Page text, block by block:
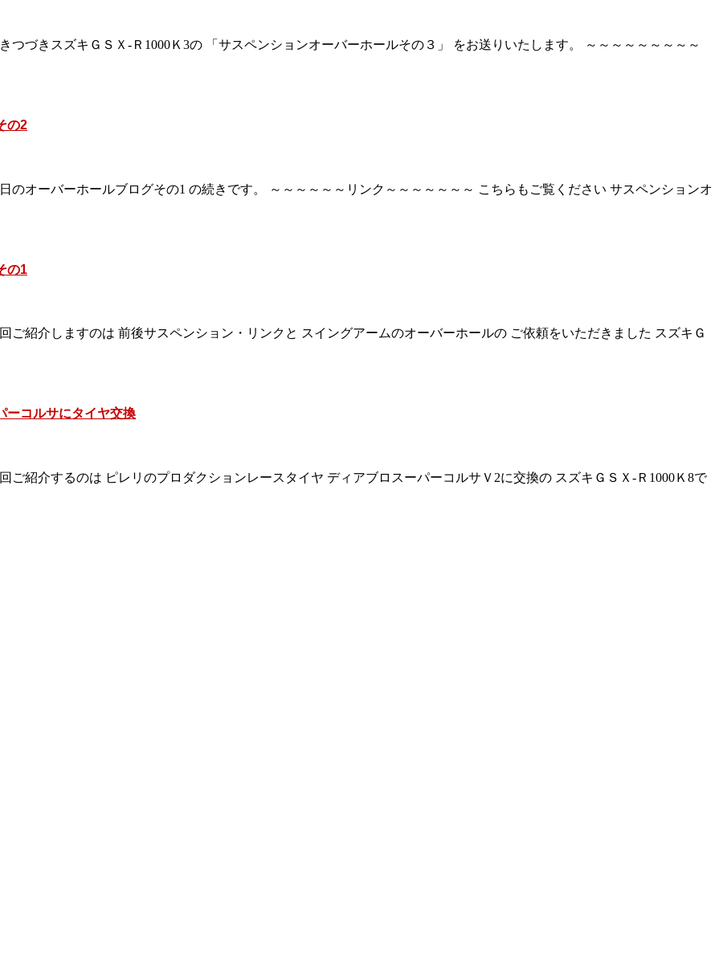
づきスズキＧＳＸ-Ｒ1000Ｋ3の 「サスペンションオーバーホールその３」 をお送りいたします。 ～～～～～～～～～
の2
のオーバーホールブログその1 の続きです。 ～～～～～～リンク～～～～～～～ こちらもご覧ください サスペンションオ
の1
ご紹介しますのは 前後サスペンション・リンクと スイングアームのオーバーホールの ご依頼をいただきました スズキＧ
コルサにタイヤ交換
ご紹介するのは ピレリのプロダクションレースタイヤ ディアブロスーパーコルサＶ2に交換の スズキＧＳＸ-Ｒ1000Ｋ8で